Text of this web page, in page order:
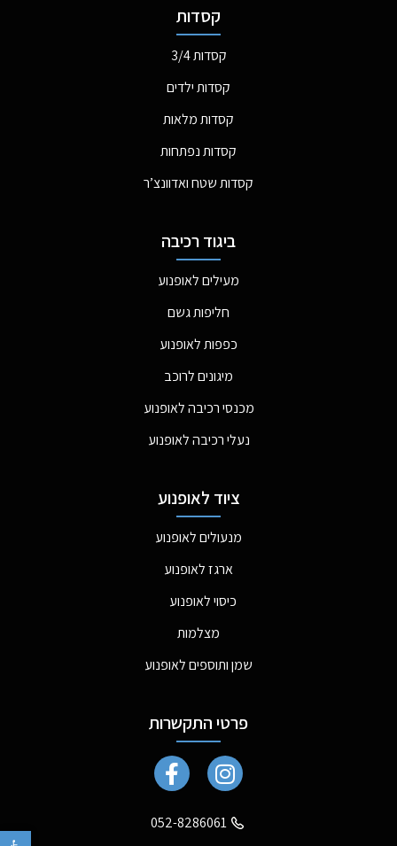
קסדות
קסדות 3/4
קסדות ילדים
קסדות מלאות
קסדות נפתחות
קסדות שטח ואדוונצ’ר
ביגוד רכיבה
מעילים לאופנוע
חליפות גשם
כפפות לאופנוע
מיגונים לרוכב
מכנסי רכיבה לאופנוע
נעלי רכיבה לאופנוע
ציוד לאופנוע
מנעולים לאופנוע
ארגז לאופנוע
כיסוי לאופנוע
מצלמות
שמן ותוספים לאופנוע
פרטי התקשרות
052-8286061